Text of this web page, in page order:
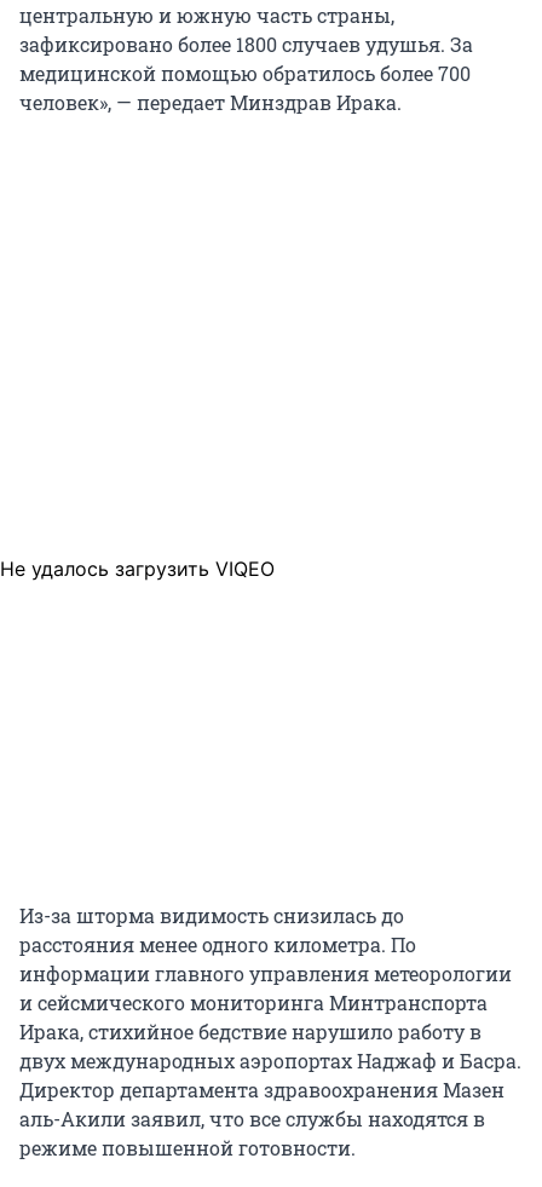
центральную и южную часть страны,
зафиксировано более 1800 случаев удушья. За
медицинской помощью обратилось более 700
человек», — передает Минздрав Ирака.
Не удалось загрузить VIQEO
Из-за шторма видимость снизилась до
расстояния менее одного километра. По
информации главного управления метеорологии
и сейсмического мониторинга Минтранспорта
Ирака, стихийное бедствие нарушило работу в
двух международных аэропортах Наджаф и Басра.
Директор департамента здравоохранения Мазен
аль-Акили заявил, что все службы находятся в
режиме повышенной готовности.